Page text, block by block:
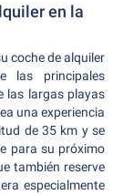
en la
coche de alquiler
las principales
las largas playas
una experiencia
de 35 km y se
para su próximo
también reserve
especialmente